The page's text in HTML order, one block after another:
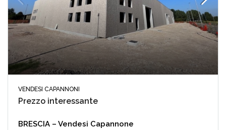
VENDESI CAPANNONI
Prezzo interessante
BRESCIA – Vendesi Capannone